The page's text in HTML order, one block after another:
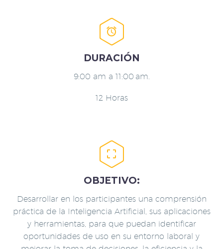


DURACIÓN
9:00 am a 11:00 am.
12 Horas


OBJETIVO:
Desarrollar en los participantes una comprensión
práctica de la Inteligencia Artificial, sus aplicaciones
y herramientas, para que puedan identificar
oportunidades de uso en su entorno laboral y